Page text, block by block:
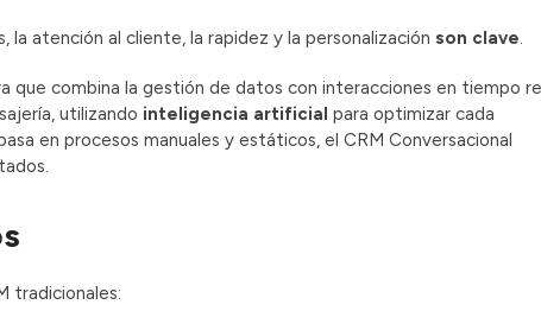
atención al cliente, la rapidez y la personalización son clave
que combina la gestión de datos con interacciones en tiempo
utilizando inteligencia artificial para optimizar cada
en procesos manuales y estáticos, el CRM Conversacional
tradicionales: